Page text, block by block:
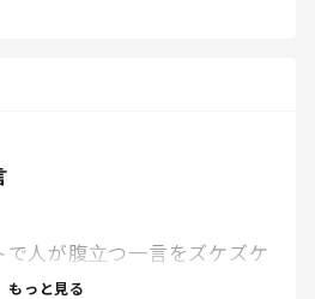
で人が腹立つ一言をズケズケ
い性格。
もっと見る